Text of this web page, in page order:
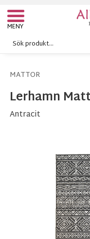
Meny
MATTOR
Lerhamn
Antracit